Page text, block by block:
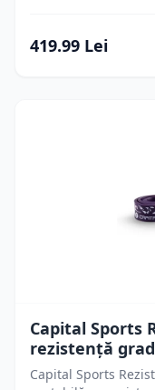
419.99 Lei
Capital Sports
rezistență
Capital Sports